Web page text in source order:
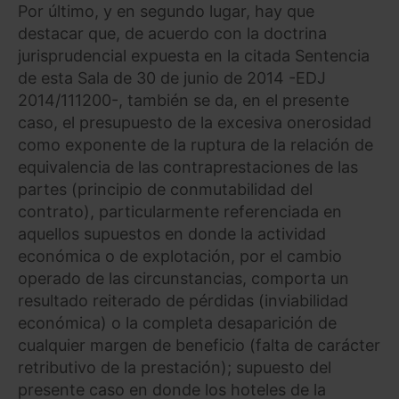
Por último, y en segundo lugar, hay que
destacar que, de acuerdo con la doctrina
jurisprudencial expuesta en la citada Sentencia
de esta Sala de 30 de junio de 2014 -EDJ
2014/111200-, también se da, en el presente
caso, el presupuesto de la excesiva onerosidad
como exponente de la ruptura de la relación de
equivalencia de las contraprestaciones de las
partes (principio de conmutabilidad del
contrato), particularmente referenciada en
aquellos supuestos en donde la actividad
económica o de explotación, por el cambio
operado de las circunstancias, comporta un
resultado reiterado de pérdidas (inviabilidad
económica) o la completa desaparición de
cualquier margen de beneficio (falta de carácter
retributivo de la prestación); supuesto del
presente caso en donde los hoteles de la